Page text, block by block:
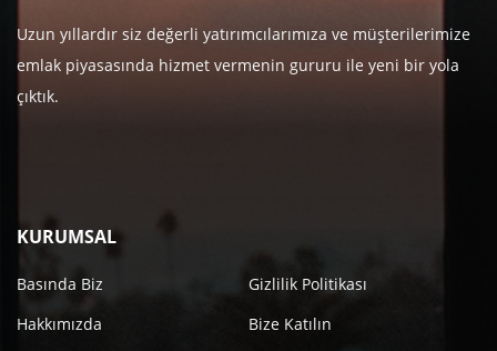
Uzun yıllardır siz değerli yatırımcılarımıza ve müşterilerimize
emlak piyasasında hizmet vermenin gururu ile yeni bir yola
çıktık.
KURUMSAL
Basında Biz
Gizlilik Politikası
Hakkımızda
Bize Katılın